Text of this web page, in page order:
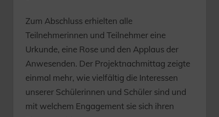
Zum Abschluss erhielten alle
Teilnehmerinnen und Teilnehmer eine
Urkunde, eine Rose und den Applaus der
Anwesenden. Der Projektnachmittag zeigte
einmal mehr, wie vielfältig die Interessen
unserer Schülerinnen und Schüler sind und
mit welchem Engagement sie sich ihren